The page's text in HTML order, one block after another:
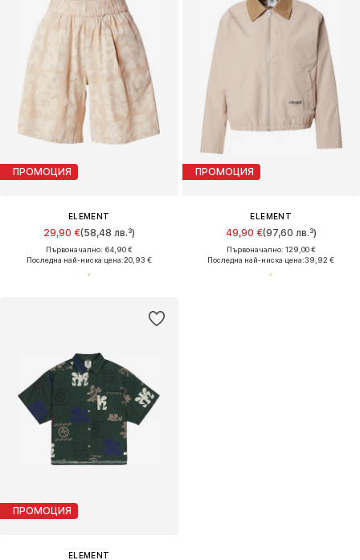
ПРОМОЦИЯ
ELEMENT
29,90 €(58,48 лв.³)
Първоначално: 64,90 €
Последна най-ниска цена:20,93 €
ПРОМОЦИЯ
ELEMENT
49,90 €(97,60 лв.³)
Първоначално: 129,00 €
Последна най-ниска цена:39,92 €
ПРОМОЦИЯ
ELEMENT